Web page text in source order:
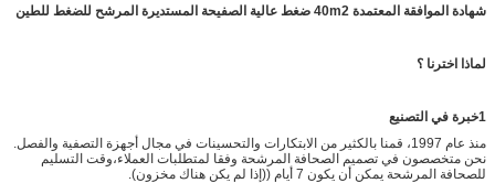
شهادة الموافقة المعتمدة 40m2 ضغط عالية الصفيحة المستديرة المرشح للضغط للطين
لماذا اخترنا ؟
1خبرة في التصنيع
منذ عام 1997، قمنا بالكثير من الابتكارات والتحسينات في مجال أجهزة التصفية والفصل.
نحن متخصصون في تصميم الصحافة المرشحة وفقا لمتطلبات العملاء،وقت التسليم
للصحافة المرشحة يمكن أن يكون 7 أيام ((إذا لم يكن هناك مخزون).